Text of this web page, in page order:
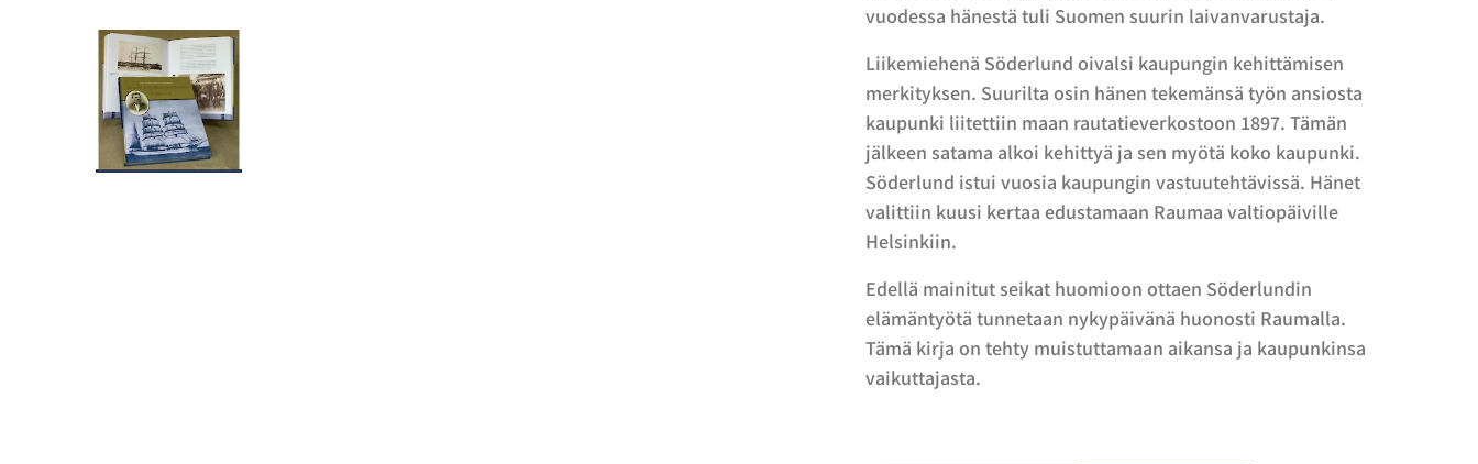
vuodessa hänestä tuli Suomen suurin laivanvarustaja.
Liikemiehenä Söderlund oivalsi kaupungin kehittämisen
merkityksen. Suurilta osin hänen tekemänsä työn ansiosta
kaupunki liitettiin maan rautatieverkostoon 1897. Tämän
jälkeen satama alkoi kehittyä ja sen myötä koko kaupunki.
Söderlund istui vuosia kaupungin vastuutehtävissä. Hänet
valittiin kuusi kertaa edustamaan Raumaa valtiopäiville
Helsinkiin.
Edellä mainitut seikat huomioon ottaen Söderlundin
elämäntyötä tunnetaan nykypäivänä huonosti Raumalla.
Tämä kirja on tehty muistuttamaan aikansa ja kaupunkinsa
vaikuttajasta.